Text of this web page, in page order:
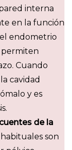
interna
en la función
endometrio
permiten
Cuando
cavidad
y es
de la
son